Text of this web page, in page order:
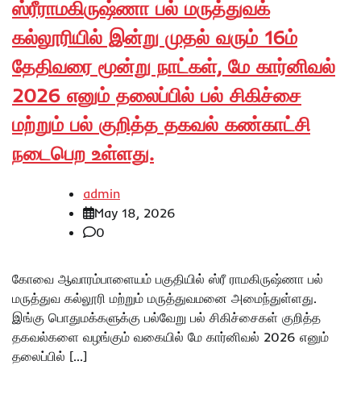
ஸ்ரீராமகிருஷ்ணா பல் மருத்துவக்
கல்லூரியில் இன்று முதல் வரும் 16ம்
தேதிவரை மூன்று நாட்கள், மே கார்னிவல்
2026 எனும் தலைப்பில் பல் சிகிச்சை
மற்றும் பல் குறித்த தகவல் கண்காட்சி
நடைபெற உள்ளது.
admin
May 18, 2026
0
கோவை ஆவாரம்பாளையம் பகுதியில் ஸ்ரீ ராமகிருஷ்ணா பல்
மருத்துவ கல்லூரி மற்றும் மருத்துவமனை அமைந்துள்ளது.
இங்கு பொதுமக்களுக்கு பல்வேறு பல் சிகிச்சைகள் குறித்த
தகவல்களை வழங்கும் வகையில் மே கார்னிவல் 2026 எனும்
தலைப்பில் […]